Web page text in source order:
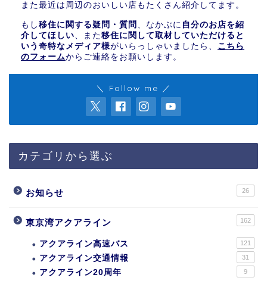
また最近は周辺のおいしい店もたくさん紹介してます。
もし 移住に関する疑問・質問 、なかぶに 自分のお店を紹
介してほしい、また移住に関して取材していただけると
いう奇特なメディア様がいらっしゃいましたら、 こちら
のフォームからご連絡をお願いします。
＼ Follow me ／
カテゴリから選ぶ
お知らせ 26
東京湾アクアライン 162
アクアライン高速バス 121
アクアライン交通情報 31
アクアライン20周年 9